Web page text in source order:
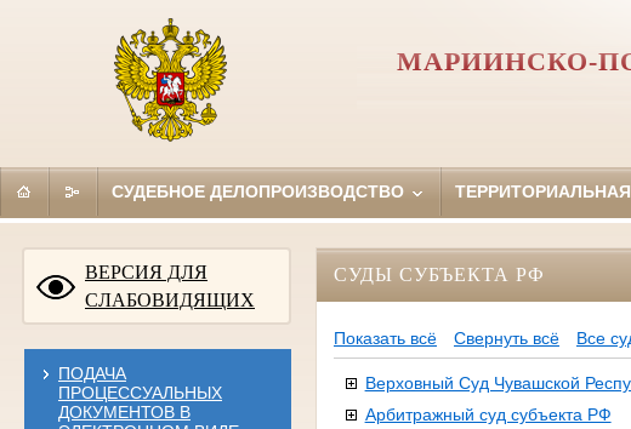
МАРИИНСКО-
СУДЕБНОЕ ДЕЛОПРОИЗВОДСТВО
ВЕРСИЯ ДЛЯ
СЛАБОВИДЯЩИХ
ПОДАЧА
ПРОЦЕССУАЛЬНЫХ
ДОКУМЕНТОВ В
СУДЫ СУБЪЕКТА РФ
Показать всё Свернуть всё Все
Верховный Суд Чувашской
Арбитражный суд субъекта РФ